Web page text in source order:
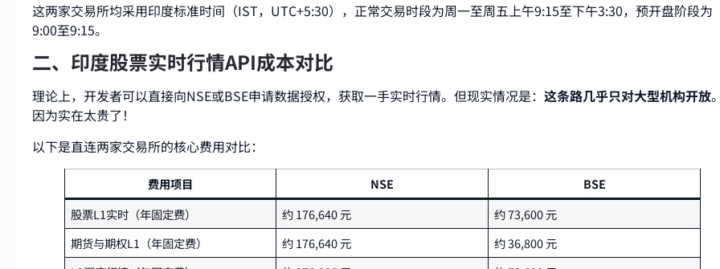
这两家交易所均采用印度标准时间（IST，UTC+5:30），正常交易时段为周一至周五上午9:15至下午3:30，预开盘阶段为
9:00至9:15。
二、印度股票实时行情API成本对比
理论上，开发者可以直接向NSE或BSE申请数据授权，获取一手实时行情。但现实情况是： 这条路几乎只对大型机构开放
因为实在太贵了！
以下是直连两家交易所的核心费用对比：
费用项目 NSE
BSE
股票L1实时（年固定费）
约 176,640 元
约 73,600 元
期货与期权L1（年固定费）
约 176,640 元
约 36,800 元